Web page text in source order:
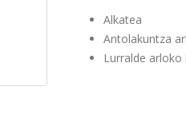
Alkatea
Antolakuntza
Lurralde arloko